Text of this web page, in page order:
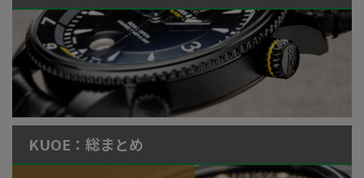
KUOE：総まとめ